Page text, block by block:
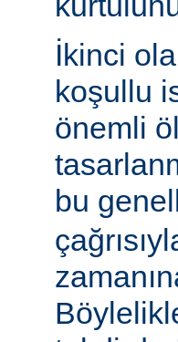
İkinci
koşullu
önemli
bu